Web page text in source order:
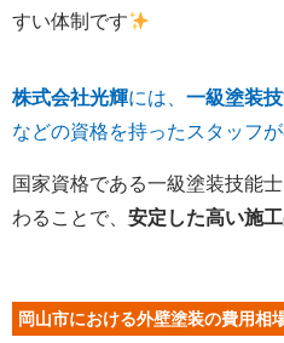
すい体制です
株式会社光輝には、 一級塗装
などの資格を持ったスタッフが
国家資格である一級塗装技能
わることで、 安定した高い施
岡山市における外壁塗装の費用相